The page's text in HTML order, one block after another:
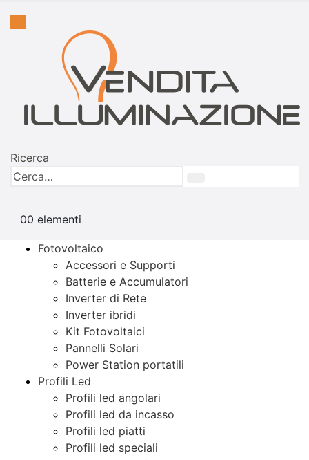
Ricerca
00 elementi
Fotovoltaico
Accessori e Supporti
Batterie e Accumulatori
Inverter di Rete
Inverter ibridi
Kit Fotovoltaici
Pannelli Solari
Power Station portatili
Profili Led
Profili led angolari
Profili led da incasso
Profili led piatti
Profili led speciali